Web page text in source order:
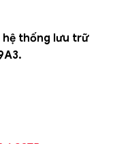
hệ thống lưu trữ